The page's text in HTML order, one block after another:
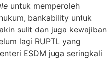
untuk memperoleh
bankability untuk
sulit dan juga kewajiban
lagi RUPTL yang
ESDM juga seringkali